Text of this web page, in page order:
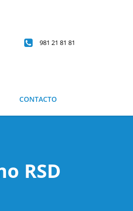
981 21 81 81
CONTACTO
RSD